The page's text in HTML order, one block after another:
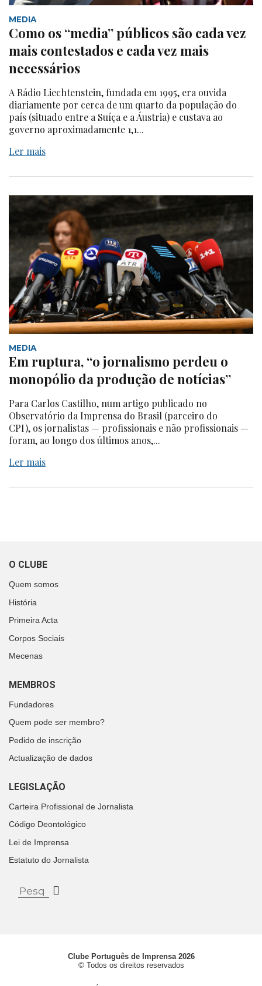
MEDIA
Como os “media” públicos são cada vez
mais contestados e cada vez mais
necessários
A Rádio Liechtenstein, fundada em 1995, era ouvida
diariamente por cerca de um quarto da população do
país (situado entre a Suíça e a Áustria) e custava ao
governo aproximadamente 1,1...
Ler mais
MEDIA
Em ruptura, “o jornalismo perdeu o
monopólio da produção de notícias”
Para Carlos Castilho, num artigo publicado no
Observatório da Imprensa do Brasil (parceiro do
CPI), os jornalistas — profissionais e não profissionais —
foram, ao longo dos últimos anos,...
Ler mais
O CLUBE
Quem somos
História
Primeira Acta
Corpos Sociais
Mecenas
MEMBROS
Fundadores
Quem pode ser membro?
Pedido de inscrição
Actualização de dados
LEGISLAÇÃO
Carteira Profissional de Jornalista
Código Deontológico
Lei de Imprensa
Estatuto do Jornalista
Clube Português de Imprensa 2026
© Todos os direitos reservados